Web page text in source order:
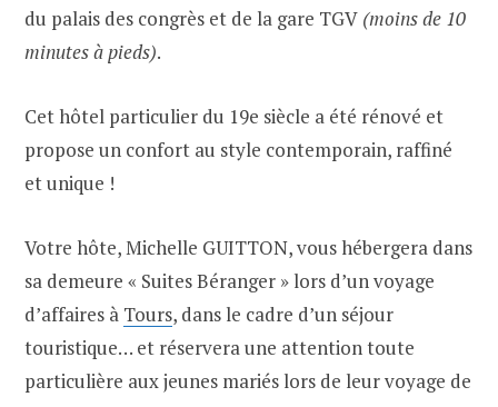
du palais des congrès et de la gare TGV (moins de 10
minutes à pieds).
Cet hôtel particulier du 19e siècle a été rénové et
propose un confort au style contemporain, raffiné
et unique !
Votre hôte, Michelle GUITTON, vous hébergera dans
sa demeure « Suites Béranger » lors d’un voyage
d’affaires à Tours, dans le cadre d’un séjour
touristique… et réservera une attention toute
particulière aux jeunes mariés lors de leur voyage de